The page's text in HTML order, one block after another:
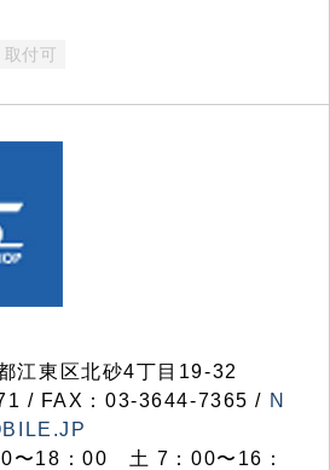
取付可
東区北砂4丁目19-32
/ FAX：03-3644-7365 / N
〜18：00 土 7：00〜16：